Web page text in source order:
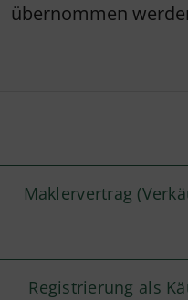
übernommen
Maklervertrag
Registrierung als